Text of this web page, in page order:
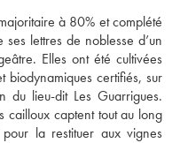
à 80% et complété
lettres de noblesse d’un
Elles ont été cultivées
certifiés, sur
du lieu-dit Les Guarrigues.
cailloux captent tout au long
la restituer aux vignes